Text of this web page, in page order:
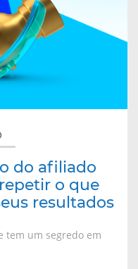
do afiliado
o que
resultados
tem um segredo em